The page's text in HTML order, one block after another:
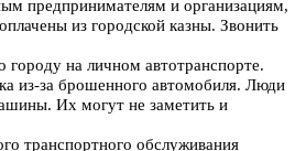
предпринимателям и организациям,
из городской казны. Звонить
городу на личном автотранспорте.
из-за брошенного автомобиля. Люди
Их могут не заметить и
транспортного обслуживания